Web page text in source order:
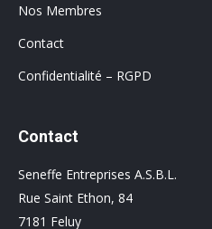
Nos Membres
Contact
Confidentialité – RGPD
Contact
Seneffe Entreprises A.S.B.L.
Rue Saint Ethon, 84
7181 Feluy